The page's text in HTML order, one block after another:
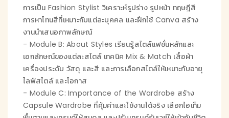
การเป็น Fashion Stylist วิเคราะห์รูปร่าง รูปหน้า ทฤษฎีสี
การหาโทนสีที่เหมาะกับแต่ละบุคคล และฝึกใช้ Canva สร้าง
งานนำเสนอภาพลักษณ์
- Module B: About Styles เรียนรู้สไตล์แฟชั่นหลักและ
เอกลักษณ์ของแต่ละสไตล์ เทคนิค Mix & Match เสื้อผ้า
เครื่องประดับ วัสดุ และสี และการเลือกสไตล์ให้เหมาะกับอายุ
ไลฟ์สไตล์ และโอกาส
- Module C: Importance of the Wardrobe สร้าง
Capsule Wardrobe ที่คุ้มค่าและใช้งานได้จริง เลือกไอเท็ม